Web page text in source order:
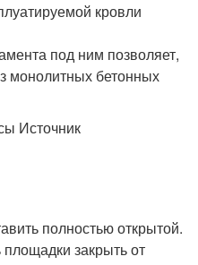
кровли
под ним позволяет,
монолитных бетонных
Источник
полностью открытой.
закрыть от